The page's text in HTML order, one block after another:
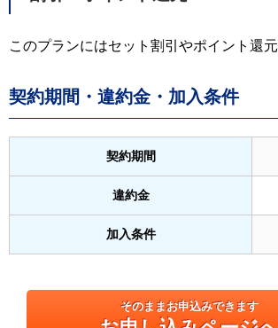
このプランにはセット割引やポイント還元
契約期間・違約金・加入条件
契約期間
違約金
加入条件
そのままお申込みできます